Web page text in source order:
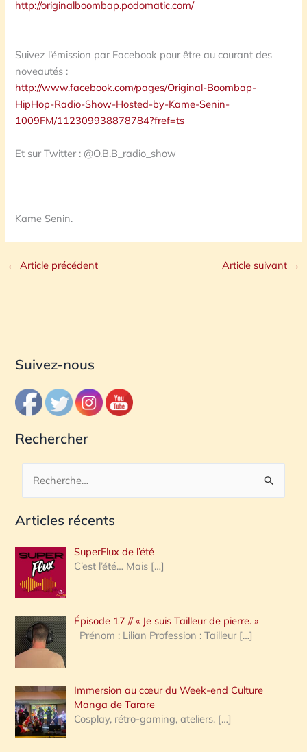
http://originalboombap.podomatic.com/
Suivez l’émission par Facebook pour être au courant des
noveautés :
http://www.facebook.com/pages/Original-Boombap-
HipHop-Radio-Show-Hosted-by-Kame-Senin-
1009FM/112309938878784?fref=ts
Et sur Twitter : @O.B.B_radio_show
Kame Senin.
← Article précédent Article suivant →
Suivez-nous
Rechercher
c
e
r
c
h
e
:
Articles récents
SuperFlux de l’été
C’est l’été… Mais […]
Épisode 17 // « Je suis Tailleur de pierre. »
Prénom : Lilian Profession : Tailleur […]
Immersion au cœur du Week-end Culture
Manga de Tarare
Cosplay, rétro-gaming, ateliers, […]